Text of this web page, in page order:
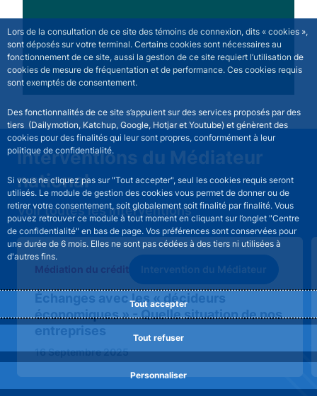
Lors de la consultation de ce site des témoins de connexion, dits « cookies »,
sont déposés sur votre terminal. Certains cookies sont nécessaires au
fonctionnement de ce site, aussi la gestion de ce site requiert l’utilisation de
cookies de mesure de fréquentation et de performance. Ces cookies requis
sont exemptés de consentement.
Des fonctionnalités de ce site s’appuient sur des services proposés par des
tiers (Dailymotion, Katchup, Google, Hotjar et Youtube) et génèrent des
cookies pour des finalités qui leur sont propres, conformément à leur
politique de confidentialité.
Si vous ne cliquez pas sur "Tout accepter", seul les cookies requis seront
utilisés. Le module de gestion des cookies vous permet de donner ou de
retirer votre consentement, soit globalement soit finalité par finalité. Vous
pouvez retrouver ce module à tout moment en cliquant sur l’onglet "Centre
de confidentialité" en bas de page. Vos préférences sont conservées pour
une durée de 6 mois. Elles ne sont pas cédées à des tiers ni utilisées à
d'autres fins.
Tout accepter
Tout refuser
Personnaliser
Interventions du Médiateur
national
Voir toutes les interventions
Échanges avec les « décideurs
économiques » - Quelle situation de nos
entreprises
Médiation du crédit Intervention du Médiateur
16 Septembre 2025